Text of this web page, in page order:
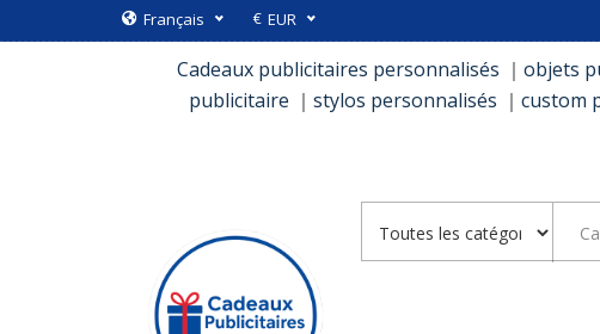
Français € EUR
Cadeaux publicitaires personnalisés ｜ objets
publicitaire ｜ stylos personnalisés ｜ custom